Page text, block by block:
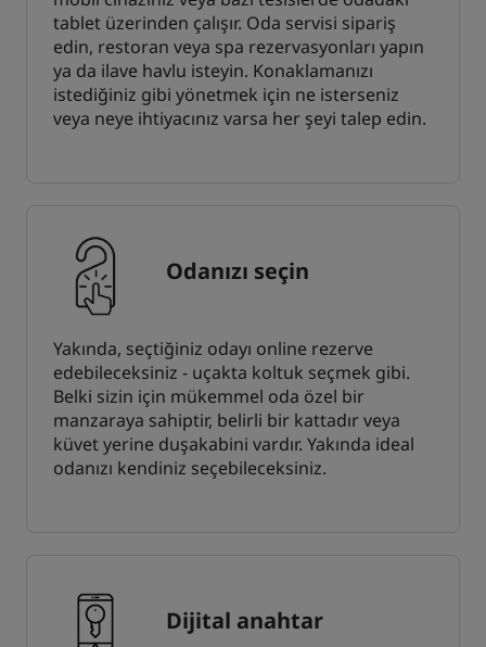
tablet üzerinden çalışır. Oda servisi sipariş
edin, restoran veya spa rezervasyonları yapın
ya da ilave havlu isteyin. Konaklamanızı
istediğiniz gibi yönetmek için ne isterseniz
veya neye ihtiyacınız varsa her şeyi talep edin.
Odanızı seçin
Yakında, seçtiğiniz odayı online rezerve
edebileceksiniz - uçakta koltuk seçmek gibi.
Belki sizin için mükemmel oda özel bir
manzaraya sahiptir, belirli bir kattadır veya
küvet yerine duşakabini vardır. Yakında ideal
odanızı kendiniz seçebileceksiniz.
Dijital anahtar